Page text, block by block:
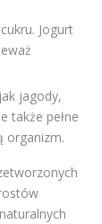
Jogurt
jagody,
także pełne
organizm.